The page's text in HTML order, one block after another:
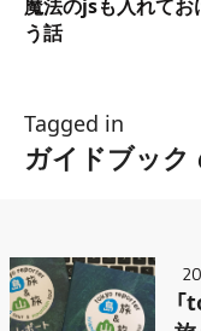
魔法のjsも入れてお
う話
Tagged in
ガイドブック